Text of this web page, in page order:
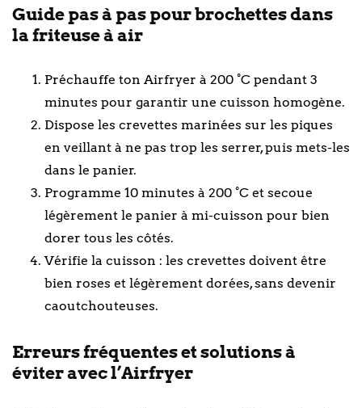
Guide pas à pas pour brochettes dans
la friteuse à air
Préchauffe ton Airfryer à 200 °C pendant 3
minutes pour garantir une cuisson homogène.
Dispose les crevettes marinées sur les piques
en veillant à ne pas trop les serrer, puis mets-les
dans le panier.
Programme 10 minutes à 200 °C et secoue
légèrement le panier à mi-cuisson pour bien
dorer tous les côtés.
Vérifie la cuisson : les crevettes doivent être
bien roses et légèrement dorées, sans devenir
caoutchouteuses.
Erreurs fréquentes et solutions à
éviter avec l’Airfryer